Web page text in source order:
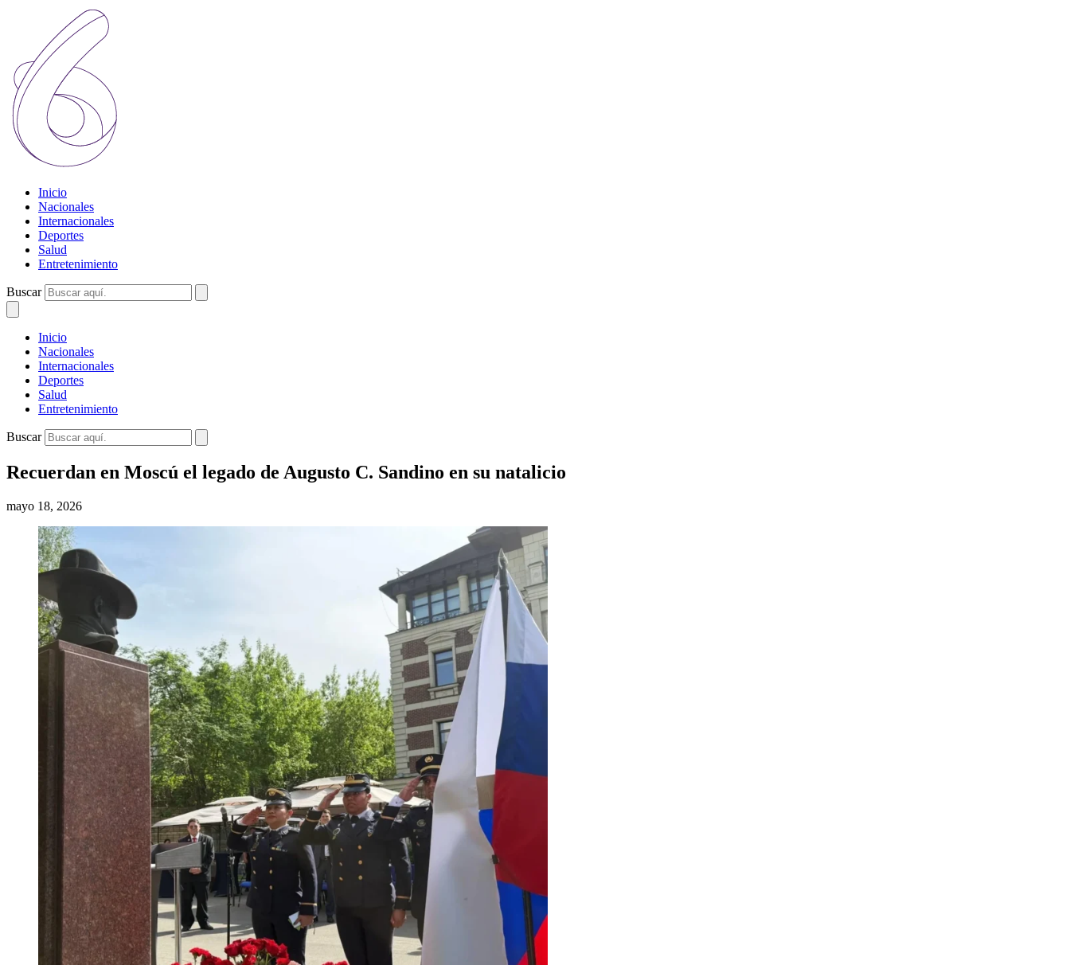
Inicio
Nacionales
Internacionales
Deportes
Salud
Entretenimiento
Buscar
Inicio
Nacionales
Internacionales
Deportes
Salud
Entretenimiento
Buscar
Recuerdan en Moscú el legado de Augusto C. Sandino en su natalicio
mayo 18, 2026